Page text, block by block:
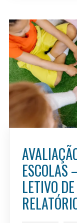
ESCOLAS
LETIVO